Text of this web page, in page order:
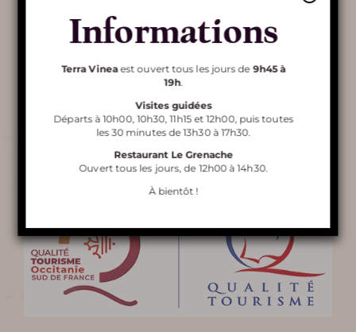
Découvrir
Terra Vinea
VISITE DE TERRA VINEA
RESTAURANT LE GRENACHE
ORGANISATION DE
SÉMINAIRE
Qualité Tourisme Occitanie
Informations
Terra Vineaest ouvert tous les jours de9h45 à
19h.
Visites guidées
Départs à 10h00, 10h30, 11h15 et 12h00, puis toutes
les 30 minutes de 13h30 à 17h30.
Restaurant Le Grenache
Ouvert tous les jours, de 12h00 à 14h30.
À bientôt !